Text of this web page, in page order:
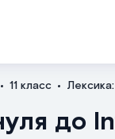
11 класс
до